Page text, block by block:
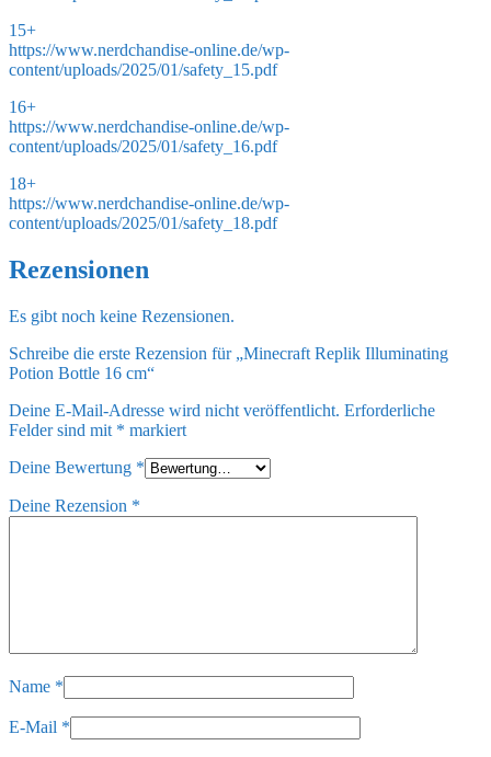
15+
https://www.nerdchandise-online.de/wp-
content/uploads/2025/01/safety_15.pdf
16+
https://www.nerdchandise-online.de/wp-
content/uploads/2025/01/safety_16.pdf
18+
https://www.nerdchandise-online.de/wp-
content/uploads/2025/01/safety_18.pdf
Rezensionen
Es gibt noch keine Rezensionen.
Schreibe die erste Rezension für „Minecraft Replik Illuminating
Potion Bottle 16 cm“
Deine E-Mail-Adresse wird nicht veröffentlicht. Erforderliche
Felder sind mit * markiert
Deine Bewertung *
Deine Rezension *
Name *
E-Mail *